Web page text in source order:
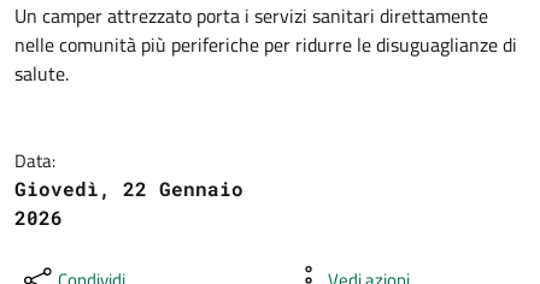
Un camper attrezzato porta i servizi sanitari direttamente
nelle comunità più periferiche per ridurre le disuguaglianze di
salute.
Data:
Giovedì, 22 Gennaio
2026